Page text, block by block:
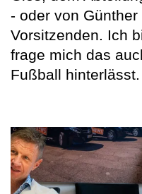
- oder von Günther
Vorsitzenden. Ich
frage mich das
Fußball hinterlässt.